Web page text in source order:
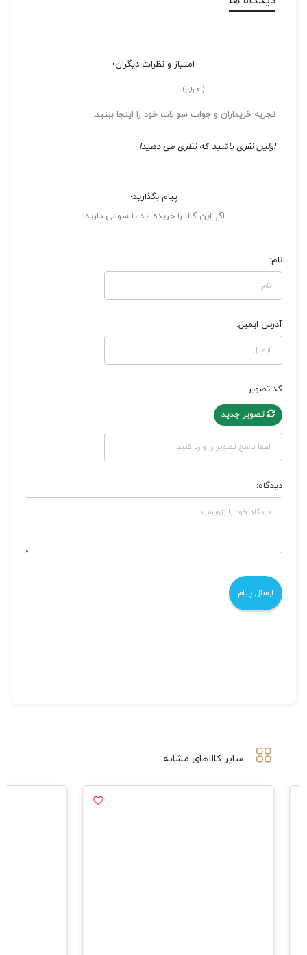
امتیاز و نظرات دیگران؛
(
0 رای)
تجربه خریداران و جواب سوالات خود را اینجا ببنید.
اولین نفری باشید که نظری می دهید!
پیام بگذارید؛
اگر این کالا را خریده اید یا سوالی دارید!
نام:
آدرس ایمیل:
کد تصویر
تصویر جدید
دیدگاه: